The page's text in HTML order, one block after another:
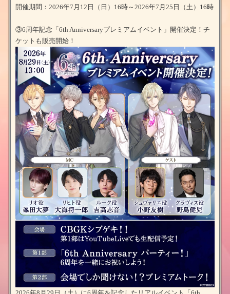
開催期間：2026年7月12日（日）16時～2026年7月25日（土）16時
③6周年記念「6th Anniversaryプレミアムイベント」開催決定！チ
ケットも販売開始！